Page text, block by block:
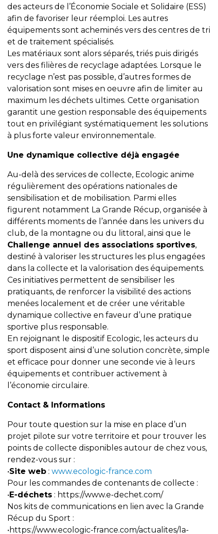
des acteurs de l’Économie Sociale et Solidaire (ESS)
afin de favoriser leur réemploi. Les autres
équipements sont acheminés vers des centres de tri
et de traitement spécialisés.
Les matériaux sont alors séparés, triés puis dirigés
vers des filières de recyclage adaptées. Lorsque le
recyclage n’est pas possible, d’autres formes de
valorisation sont mises en oeuvre afin de limiter au
maximum les déchets ultimes. Cette organisation
garantit une gestion responsable des équipements
tout en privilégiant systématiquement les solutions
à plus forte valeur environnementale.
Une dynamique collective déjà engagée
Au-delà des services de collecte, Ecologic anime
régulièrement des opérations nationales de
sensibilisation et de mobilisation. Parmi elles
figurent notamment La Grande Récup, organisée à
différents moments de l’année dans les univers du
club, de la montagne ou du littoral, ainsi que le
Challenge annuel des associations sportives,
destiné à valoriser les structures les plus engagées
dans la collecte et la valorisation des équipements.
Ces initiatives permettent de sensibiliser les
pratiquants, de renforcer la visibilité des actions
menées localement et de créer une véritable
dynamique collective en faveur d’une pratique
sportive plus responsable.
En rejoignant le dispositif Ecologic, les acteurs du
sport disposent ainsi d’une solution concrète, simple
et efficace pour donner une seconde vie à leurs
équipements et contribuer activement à
l’économie circulaire.
Contact & Informations
Pour toute question sur la mise en place d’un
projet pilote sur votre territoire et pour trouver les
points de collecte disponibles autour de chez vous,
rendez-vous sur :
•Site web : www.ecologic-france.com
Pour les commandes de contenants de collecte :
•E-déchets : https://www.e-dechet.com/
Nos kits de communications en lien avec la Grande
Récup du Sport :
•https://www.ecologic-france.com/actualites/la-